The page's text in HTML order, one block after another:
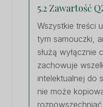
5.2 Zawartość
Wszystkie treści
tym samouczki,
służą wyłącznie
zachowuje
intelektualnej do
nie może